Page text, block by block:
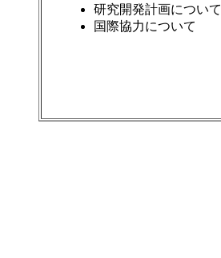
研究開発計画について
国際協力について